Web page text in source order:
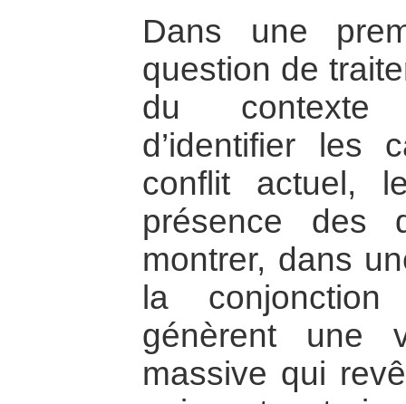
Dans une
question de
du contexte
d’identifier les
conflit actuel,
présence des
montrer, dans
la
génèrent une
massive qui